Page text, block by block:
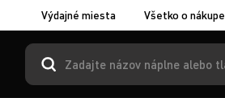
Výdajné miesta Všetko o nákupe